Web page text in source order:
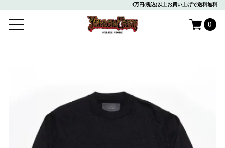
3万円(税込)以上お買い上げで送料無料
0